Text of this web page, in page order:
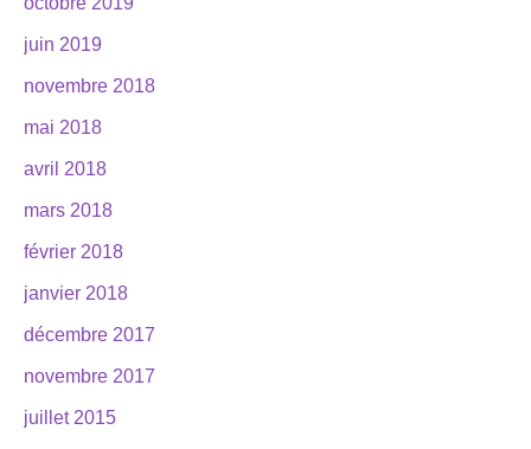
juin 2019
novembre 2018
mai 2018
avril 2018
mars 2018
février 2018
janvier 2018
décembre 2017
novembre 2017
juillet 2015